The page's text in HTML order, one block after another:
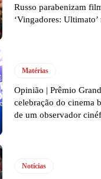
Russo parabenizam
‘Vingadores:
Matérias
Opinião | Prêmio
celebração do cinema
de um observador
Notícias